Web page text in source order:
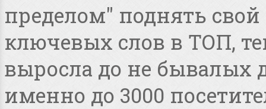
пределом" поднять свой
ключевых слов в ТОП,
выросла до не бывалых
именно до 3000